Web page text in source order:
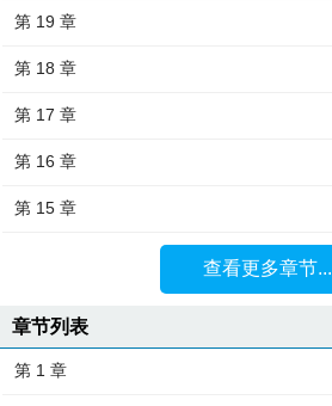
第 19 章
第 18 章
第 17 章
第 16 章
第 15 章
查看更多章节...
章节列表
第 1 章